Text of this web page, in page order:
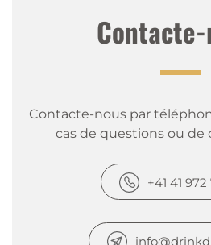
Contacte-nous par
cas de questions ou de
+41 41